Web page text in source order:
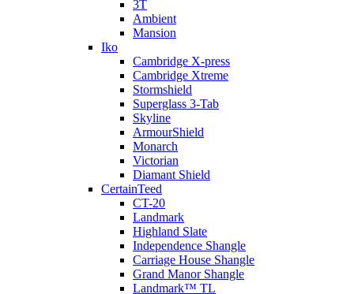
3T
Ambient
Mansion
Iko
Cambridge X-press
Cambridge Xtreme
Stormshield
Superglass 3-Tab
Skyline
ArmourShield
Monarch
Victorian
Diamant Shield
CertainTeed
CT-20
Landmark
Highland Slate
Independence Shangle
Carriage House Shangle
Grand Manor Shangle
Landmark™ TL